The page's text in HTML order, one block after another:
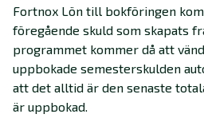
Fortnox Lön till bokföringen
föregående skuld som skapats
programmet kommer då att
uppbokade semesterskulden
att det alltid är den senaste
är uppbokad.